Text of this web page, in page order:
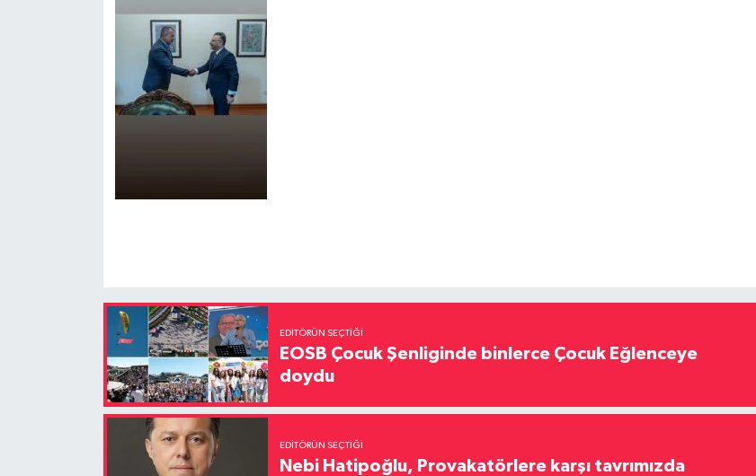
EDITÖRÜN SEÇTIĞI
EOSB Çocuk Şenliginde binlerce Çocuk Eğlenceye
doydu
EDITÖRÜN SEÇTIĞI
Nebi Hatipoğlu, Provakatörlere karşı tavrımızda